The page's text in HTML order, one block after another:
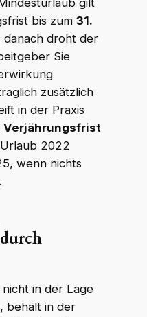
gilt
bis zum 31.
danach droht der
Sie
zusätzlich
in der Praxis
Verjährungsfrist
Urlaub 2022
wenn nichts
in der Lage
behält in der